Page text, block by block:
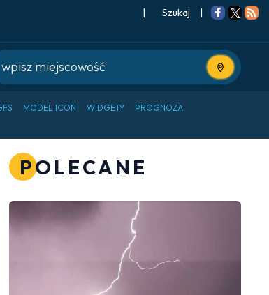
| |
Użyj
MODEL ICON WIDGETY PROGNOZA
POLECANE